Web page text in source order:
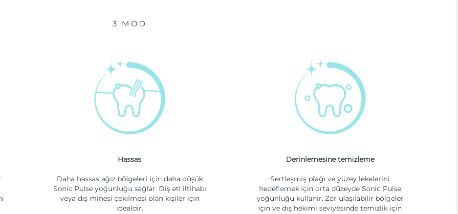
3 MOD
Hassas
Daha hassas ağız bölgeleri için daha düşük
Sonic Pulse yoğunluğu sağlar. Diş eti iltihabı
veya diş minesi çekilmesi olan kişiler için
idealdir.
Derinlemesine temizleme
Sertleşmiş plağı ve yüzey lekelerini
hedeflemek için orta düzeyde Sonic Pulse
yoğunluğu kullanır. Zor ulaşılabilir bölgeler
için ve diş hekimi seviyesinde temizlik için